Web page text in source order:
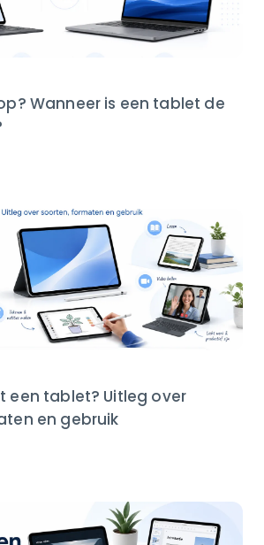
Wanneer is een tablet de
een tablet? Uitleg over
en gebruik